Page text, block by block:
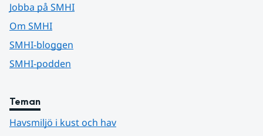
Jobba på SMHI
Om SMHI
SMHI-bloggen
SMHI-podden
Teman
Havsmiljö i kust och hav